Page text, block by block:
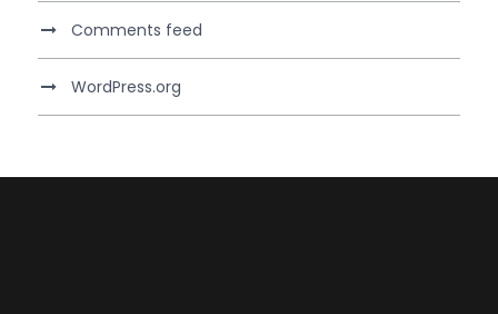
Comments feed
WordPress.org